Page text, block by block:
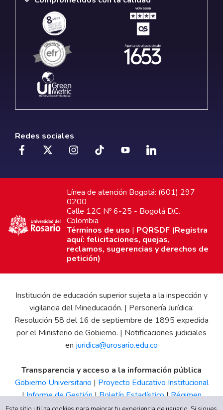
Redes sociales
Línea de atención Bogotá: (601) 297
0200
Calle 12C Nº 6-25 - Bogotá D.C.
Colombia
Términos de uso | PQRSDF (Registra
aquí: felicitaciones, quejas,
reclamos, sugerencias y derechos de
petición)
Institución de educación superior sujeta a la inspección y
vigilancia del Mineducación. | Personería Jurídica:
Resolución 58 del 16 de septiembre de 1895 expedida
por el Ministerio de Gobierno. | Notificaciones judiciales
en juridica@urosario.edu.co
Transparencia y acceso a la información pública
Gobierno Universitario | Proyecto Educativo Institucional
|Informe de Gestión|Boletín Estadístico|Régimen
Tributario|Estados Financieros |Código de Ética| Canal